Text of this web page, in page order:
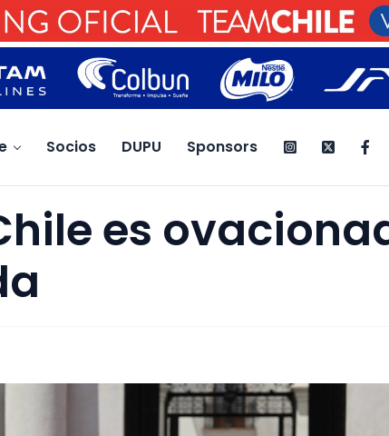
Socios DUPU Sponsors
es